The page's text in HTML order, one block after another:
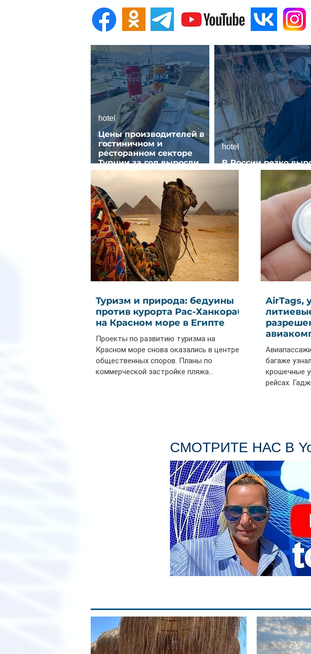
Цены производителей в
гостиничном и
ресторанном секторе
Турции за год выросли
почти на 32%
hotel
В России резко
спрос на отели без
hotel
Туризм и природа: бедуины
против курорта Рас-Ханкораб
на Красном море в Египте
Проекты по развитию туризма на
Красном море снова оказались в центре
общественных споров. Планы по
коммерческой застройке пляжа...
AirTags,
багаже
крошечные
рейсах.
СМОТРИТЕ НАС В